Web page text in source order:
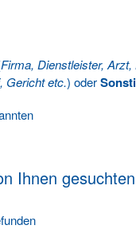
Firma, Dienstleister,
Gericht etc.) oder
Ihnen